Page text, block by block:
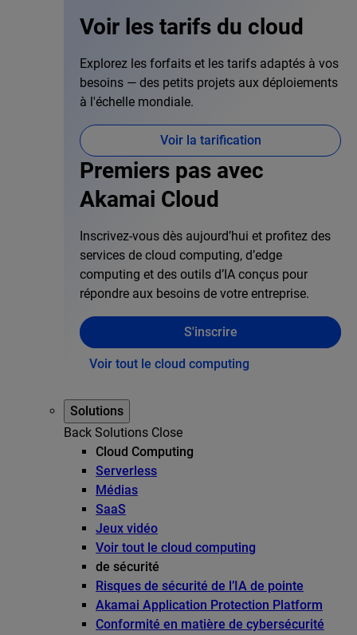
Voir les tarifs du cloud
Explorez les forfaits et les tarifs adaptés à vos
besoins — des petits projets aux déploiements
à l'échelle mondiale.
Voir la tarification
Premiers pas avec
Akamai Cloud
Inscrivez-vous dès aujourd’hui et profitez des
services de cloud computing, d’edge
computing et des outils d’IA conçus pour
répondre aux besoins de votre entreprise.
S'inscrire
Voir tout le cloud computing
Solutions
Back Solutions Close
Cloud Computing
Serverless
Médias
SaaS
Jeux vidéo
Voir tout le cloud computing
de sécurité
Risques de sécurité de l’IA de pointe
Akamai Application Protection Platform
Conformité en matière de cybersécurité